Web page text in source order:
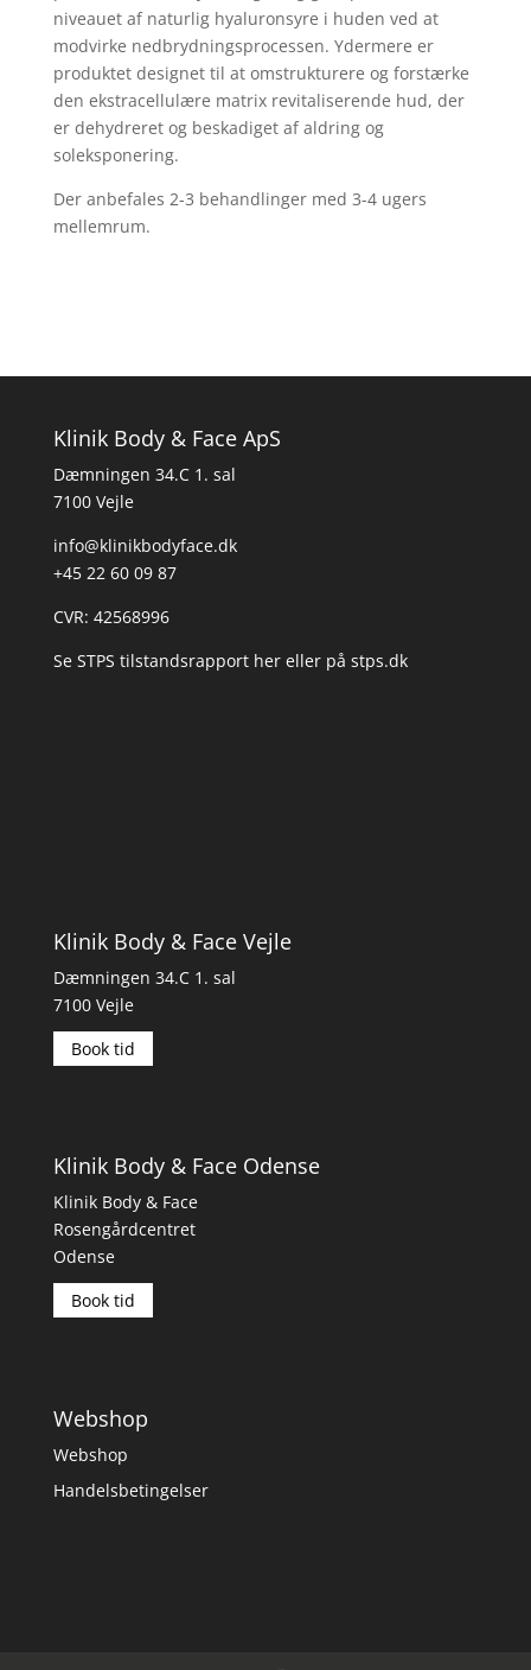
niveauet af naturlig hyaluronsyre i huden ved at
modvirke nedbrydningsprocessen. Ydermere er
produktet designet til at omstrukturere og forstærke
den ekstracellulære matrix revitaliserende hud, der
er dehydreret og beskadiget af aldring og
soleksponering.
Der anbefales 2-3 behandlinger med 3-4 ugers
mellemrum.
Klinik Body & Face ApS
Dæmningen 34.C 1. sal
7100 Vejle
info@klinikbodyface.dk
+45 22 60 09 87
CVR: 42568996
Se STPS tilstandsrapport hereller på stps.dk
Klinik Body & Face Vejle
Dæmningen 34.C 1. sal
7100 Vejle
Book tid
Klinik Body & Face Odense
Klinik Body & Face
Rosengårdcentret
Odense
Book tid
Webshop
Webshop
Handelsbetingelser